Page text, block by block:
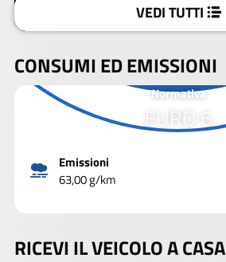
VEDI TUTTI
CONSUMI ED EMISSIONI
Normativa
EURO 6
Emissioni
63,00 g/km
RICEVI IL VEICOLO A CASA